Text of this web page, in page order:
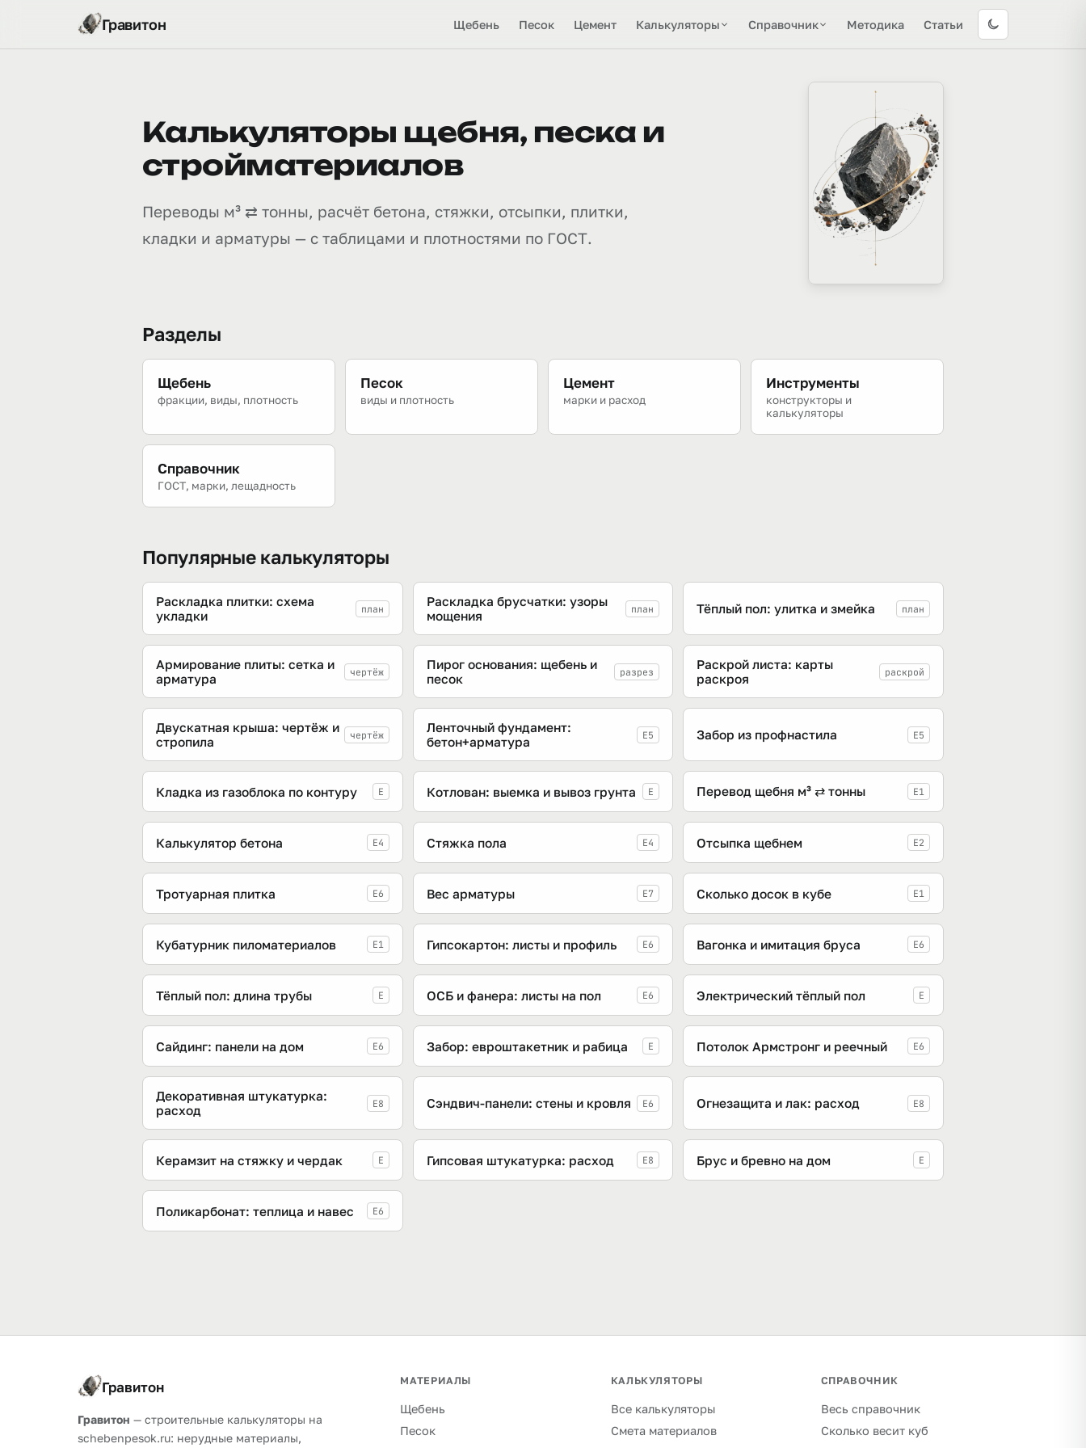
Гравитон Щебень Песок Цемент Калькуляторы Справочник Методика Статьи
Калькуляторы щебня, песка и
стройматериалов
Переводы м³ ⇄ тонны, расчёт бетона, стяжки, отсыпки, плитки,
кладки и арматуры — с таблицами и плотностями по ГОСТ.
Разделы
Щебень
фракции, виды, плотность
Песок
виды и плотность
Цемент
марки и расход
Инструменты
конструкторы и
калькуляторы
Справочник
ГОСТ, марки, лещадность
Популярные калькуляторы
Раскладка плитки: схема
укладки
план
Раскладка брусчатки: узоры
мощения
план Тёплый пол: улитка и змейка план
Армирование плиты: сетка и
арматура
чертёж
Пирог основания: щебень и
песок
разрез
Раскрой листа: карты
раскроя
раскрой
Двускатная крыша: чертёж и
стропила
чертёж
Ленточный фундамент:
бетон+арматура
E5 Забор из профнастила E5
Кладка из газоблока по контуру E Котлован: выемка и вывоз грунта E Перевод щебня м³ ⇄ тонны E1
Калькулятор бетона E4 Стяжка пола E4 Отсыпка щебнем E2
Тротуарная плитка E6 Вес арматуры E7 Сколько досок в кубе E1
Кубатурник пиломатериалов E1 Гипсокартон: листы и профиль E6 Вагонка и имитация бруса E6
Тёплый пол: длина трубы E ОСБ и фанера: листы на пол E6 Электрический тёплый пол E
Сайдинг: панели на дом E6 Забор: евроштакетник и рабица E Потолок Армстронг и реечный E6
Декоративная штукатурка:
расход
E8 Сэндвич-панели: стены и кровля E6 Огнезащита и лак: расход E8
Керамзит на стяжку и чердак E Гипсовая штукатурка: расход E8 Брус и бревно на дом E
Поликарбонат: теплица и навес E6
Гравитон
Гравитон — строительные калькуляторы на
schebenpesok.ru: нерудные материалы,
МАТЕРИАЛЫ
Щебень
Песок
КАЛЬКУЛЯТОРЫ
Все калькуляторы
Смета материалов
СПРАВОЧНИК
Весь справочник
Сколько весит куб